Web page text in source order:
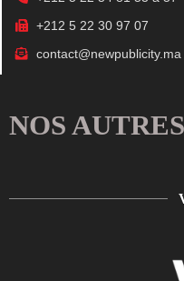
+212 5 22 30 97 07
contact@newpublicity.ma
NOS